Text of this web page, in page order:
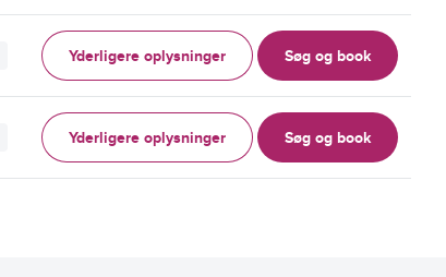
Yderligere oplysninger Søg og book
Yderligere oplysninger Søg og book